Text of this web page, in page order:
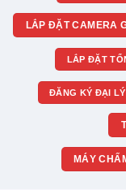
LẮP ĐẶT CAMERA
LẮP ĐẶT
ĐĂNG KÝ ĐẠI
MÁY